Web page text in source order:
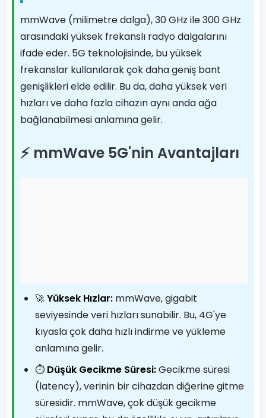
mmWave (milimetre dalga), 30 GHz ile 300 GHz
arasındaki yüksek frekanslı radyo dalgalarını
ifade eder. 5G teknolojisinde, bu yüksek
frekanslar kullanılarak çok daha geniş bant
genişlikleri elde edilir. Bu da, daha yüksek veri
hızları ve daha fazla cihazın aynı anda ağa
bağlanabilmesi anlamına gelir.
⚡️ mmWave 5G'nin Avantajları
🚀Yüksek Hızlar: mmWave, gigabit
seviyesinde veri hızları sunabilir. Bu, 4G'ye
kıyasla çok daha hızlı indirme ve yükleme
anlamına gelir.
⏱️ Düşük Gecikme Süresi:Gecikme süresi
(latency), verinin bir cihazdan diğerine gitme
süresidir. mmWave, çok düşük gecikme